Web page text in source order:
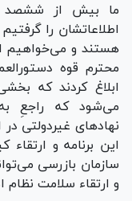
ما بیش از ششصد
اطلاعاتشان را
هستند و می‌خواهیم
محترم قوه
ابلاغ کردند که
می‌شود که راجعِ
نهادهای غیردولتی
این برنامه و
سازمان بازرسی
و ارتقاء سلامت نظام